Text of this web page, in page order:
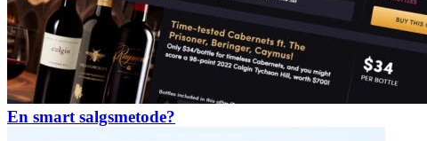
En smart salgsmetode?